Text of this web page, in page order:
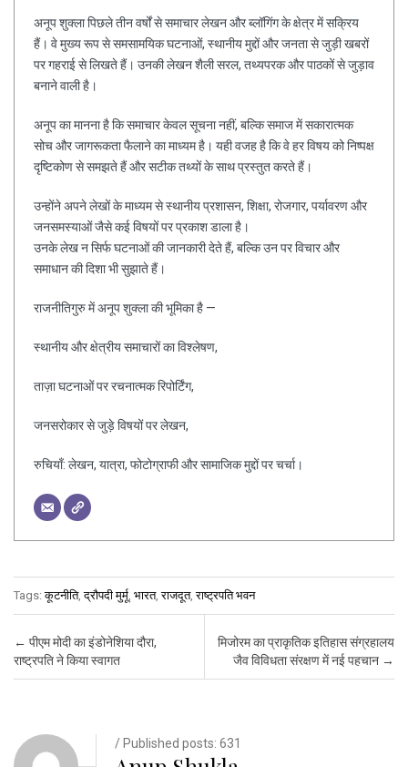
अनूप शुक्ला पिछले तीन वर्षों से समाचार लेखन और ब्लॉगिंग के क्षेत्र में सक्रिय
हैं। वे मुख्य रूप से समसामयिक घटनाओं, स्थानीय मुद्दों और जनता से जुड़ी खबरों
पर गहराई से लिखते हैं। उनकी लेखन शैली सरल, तथ्यपरक और पाठकों से जुड़ाव
बनाने वाली है।
अनूप का मानना है कि समाचार केवल सूचना नहीं, बल्कि समाज में सकारात्मक
सोच और जागरूकता फैलाने का माध्यम है। यही वजह है कि वे हर विषय को निष्पक्ष
दृष्टिकोण से समझते हैं और सटीक तथ्यों के साथ प्रस्तुत करते हैं।
उन्होंने अपने लेखों के माध्यम से स्थानीय प्रशासन, शिक्षा, रोजगार, पर्यावरण और
जनसमस्याओं जैसे कई विषयों पर प्रकाश डाला है।
उनके लेख न सिर्फ घटनाओं की जानकारी देते हैं, बल्कि उन पर विचार और
समाधान की दिशा भी सुझाते हैं।
राजनीतिगुरु में अनूप शुक्ला की भूमिका है —
स्थानीय और क्षेत्रीय समाचारों का विश्लेषण,
ताज़ा घटनाओं पर रचनात्मक रिपोर्टिंग,
जनसरोकार से जुड़े विषयों पर लेखन,
रुचियाँ: लेखन, यात्रा, फोटोग्राफी और सामाजिक मुद्दों पर चर्चा।
Tags:कूटनीति,द्रौपदी मुर्मू भारत,राजदूत,राष्ट्रपति भवन
Post navigation
← पीएम मोदी का इंडोनेशिया दौरा,
राष्ट्रपति ने किया स्वागत
मिजोरम का प्राकृतिक इतिहास संग्रहालय
जैव विविधता संरक्षण में नई पहचान →
/ Published posts: 631